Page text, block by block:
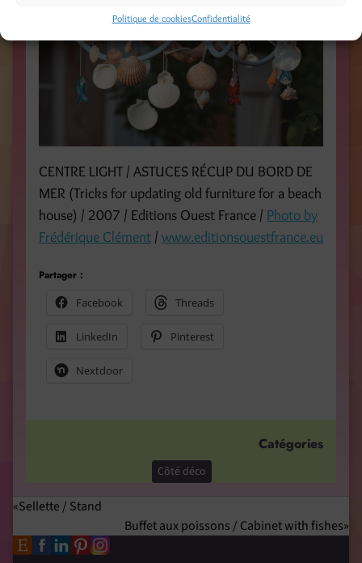
Politique de cookiesConfidentialité
CENTRE LIGHT / ASTUCES RÉCUP DU BORD DE
MER (Tricks for updating old furniture for a beach
house) / 2007 / Editions Ouest France / Photo by
Frédérique Clément / www.editionsouestfrance.eu
Partager :
Facebook
Threads
LinkedIn Pinterest
Nextdoor
Catégories
Côté déco
Sellette / Stand
Buffet aux poissons / Cabinet with fishes